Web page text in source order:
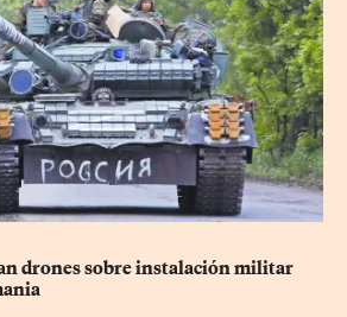
drones sobre instalación militar